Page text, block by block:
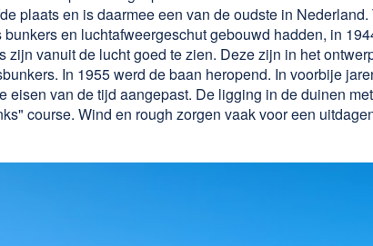
plaats en is daarmee een van de oudste in
en luchtafweergeschut gebouwd hadden, in
zijn vanuit de lucht goed te zien. Deze zijn in het
In 1955 werd de baan heropend. In voorbije
eisen van de tijd aangepast. De ligging in de duinen
course. Wind en rough zorgen vaak voor een